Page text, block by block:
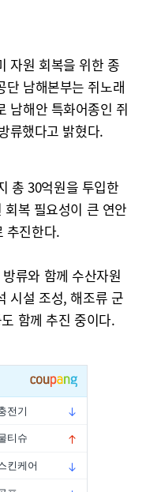
자원 회복을 위한 종
단 남해본부는 쥐노래
남해안 특화어종인 쥐
류했다고 밝혔다.
총 30억원을 투입한
복 필요성이 큰 연안
추진한다.
류와 함께 수산자원
시설 조성, 해조류 군
함께 추진 중이다.